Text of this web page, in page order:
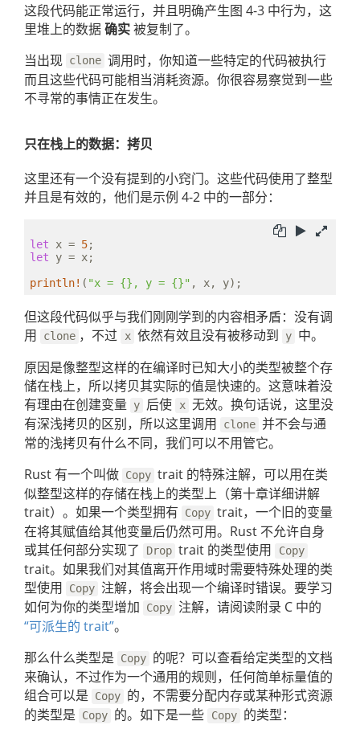
这段代码能正常运行，并且明确产生图 4-3 中行为，这
里堆上的数据确实被复制了。
当出现 clone 调用时，你知道一些特定的代码被执行
而且这些代码可能相当消耗资源。你很容易察觉到一些
不寻常的事情正在发生。
只在栈上的数据：拷贝
这里还有一个没有提到的小窍门。这些代码使用了整型
并且是有效的，他们是示例 4-2 中的一部分：
let x = 5
let y = x;
println! ( "x = {}, y = {}"
但这段代码似乎与我们刚刚学到的内容相矛盾：没有调
用
clone ，不过 x 依然有效且没有被移动到 y 中。
原因是像整型这样的在编译时已知大小的类型被整个存
储在栈上，所以拷贝其实际的值是快速的。这意味着没
有理由在创建变量
y 后使 x 无效。换句话说，这里没
有深浅拷贝的区别，所以这里调用
clone 并不会与通
常的浅拷贝有什么不同，我们可以不用管它。
Rust 有一个叫做 Copy trait 的特殊注解，可以用在类
似整型这样的存储在栈上的类型上（第十章详细讲解
trait）。如果一个类型拥有
Copy trait，一个旧的变量
在将其赋值给其他变量后仍然可用。Rust 不允许自身
或其任何部分实现了
Drop trait 的类型使用 Copy
trait。如果我们对其值离开作用域时需要特殊处理的类
型使用
Copy 注解，将会出现一个编译时错误。要学习
如何为你的类型增加
Copy 注解，请阅读附录 C 中的
“可派生的 trait”。
那么什么类型是
Copy 的呢？可以查看给定类型的文档
来确认，不过作为一个通用的规则，任何简单标量值的
组合可以是
Copy 的，不需要分配内存或某种形式资源
的类型是
Copy 的。如下是一些 Copy 的类型：